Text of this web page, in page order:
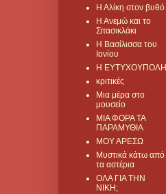
Η Αλίκη στον βυθό
Η Ανεμώ και το
Σπασικλάκι
Η Βασίλισσα του
Ιονίου
Η ΕΥΤΥΧΟΥΠΟΛΗ
κριτικές
Μια μέρα στο
μουσείο
ΜΙΑ ΦΟΡΑ ΤΑ
ΠΑΡΑΜΥΘΙΑ
ΜΟΥ ΑΡΕΣΩ
Μυστικά κάτω από
τα αστέρια
ΟΛΑ ΓΙΑ ΤΗΝ
ΝΙΚΗ;